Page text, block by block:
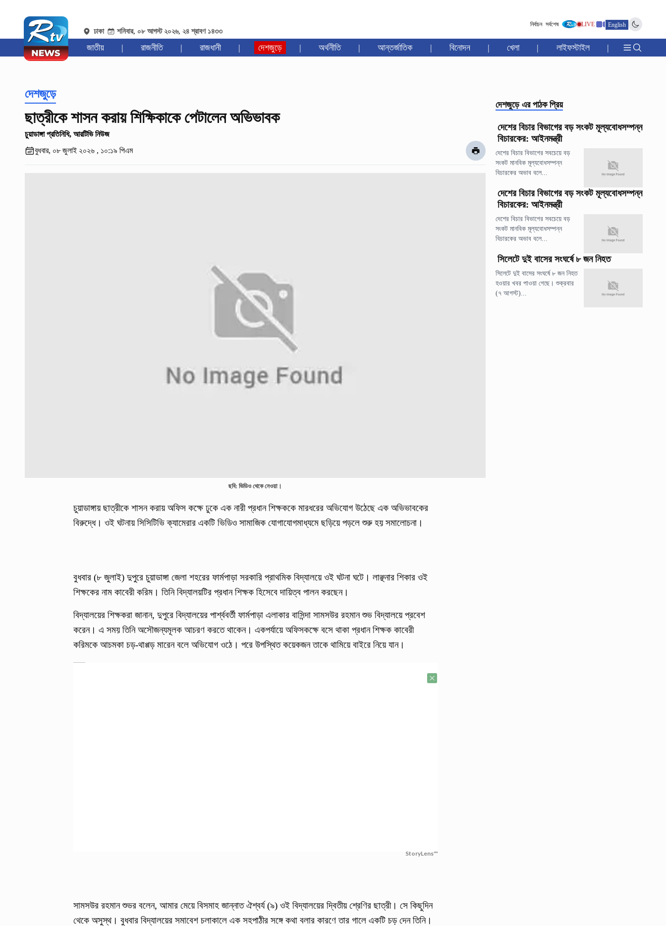
ঢাকা শনিবার, ০৮ আগস্ট ২০২৬, ২৪ শ্রাবণ ১৪৩৩
নির্বাচন সর্বশেষ LIVE English
জাতীয় | রাজনীতি | রাজধানী | দেশজুড়ে | অর্থনীতি | আন্তর্জাতিক | বিনোদন | খেলা | লাইফস্টাইল |
দেশজুড়ে
ছাত্রীকে শাসন করায় শিক্ষিকাকে পেটালেন অভিভাবক
চুয়াডাঙ্গা প্রতিনিধি, আরটিভি নিউজ
বুধবার, ০৮ জুলাই ২০২৬ , ১০:১৯ পিএম
ছবি: ভিডিও থেকে নেওয়া।
চুয়াডাঙ্গায় ছাত্রীকে শাসন করায় অফিস কক্ষে ঢুকে এক নারী প্রধান শিক্ষককে মারধরের অভিযোগ উঠেছে এক অভিভাবকের
বিরুদ্ধে। ওই ঘটনায় সিসিটিভি ক্যামেরার একটি ভিডিও সামাজিক যোগাযোগমাধ্যমে ছড়িয়ে পড়লে শুরু হয় সমালোচনা।
বুধবার (৮ জুলাই) দুপুরে চুয়াডাঙ্গা জেলা শহরের ফার্মপাড়া সরকারি প্রাথমিক বিদ্যালয়ে ওই ঘটনা ঘটে। লাঞ্ছনার শিকার ওই
শিক্ষকের নাম কাবেরী করিম। তিনি বিদ্যালয়টির প্রধান শিক্ষক হিসেবে দায়িত্ব পালন করছেন।
বিদ্যালয়ের শিক্ষকরা জানান, দুপুরে বিদ্যালয়ের পার্শ্ববর্তী ফার্মপাড়া এলাকার বাসিন্দা সামসউর রহমান শুভ বিদ্যালয়ে প্রবেশ
করেন। এ সময় তিনি অসৌজন্যমূলক আচরণ করতে থাকেন। একপর্যায়ে অফিসকক্ষে বসে থাকা প্রধান শিক্ষক কাবেরী
করিমকে আচমকা চড়-থাপ্পড় মারেন বলে অভিযোগ ওঠে। পরে উপস্থিত কয়েকজন তাকে থামিয়ে বাইরে নিয়ে যান।
StoryLens™
সামসউর রহমান শুভর বলেন, আমার মেয়ে বিসমাহ জান্নাত ঐশ্বর্য (৯) ওই বিদ্যালয়ের দ্বিতীয় শ্রেণির ছাত্রী। সে কিছুদিন
থেকে অসুস্থ। বুধবার বিদ্যালয়ের সমাবেশ চলাকালে এক সহপাঠীর সঙ্গে কথা বলার কারণে তার গালে একটি চড় দেন তিনি।
দেশজুড়ে এর পাঠক প্রিয়
দেশের বিচার বিভাগের বড় সংকট মূল্যবোধসম্পন্ন
বিচারকের: আইনমন্ত্রী
দেশের বিচার বিভাগের সবচেয়ে বড়
সংকট মানবিক মূল্যবোধসম্পন্ন
বিচারকের অভাব বলে...
দেশের বিচার বিভাগের বড় সংকট মূল্যবোধসম্পন্ন
বিচারকের: আইনমন্ত্রী
দেশের বিচার বিভাগের সবচেয়ে বড়
সংকট মানবিক মূল্যবোধসম্পন্ন
বিচারকের অভাব বলে...
সিলেটে দুই বাসের সংঘর্ষে ৮ জন নিহত
সিলেটে দুই বাসের সংঘর্ষে ৮ জন নিহত
হওয়ার খবর পাওয়া গেছে। শুক্রবার
(৭ আগস্ট)...